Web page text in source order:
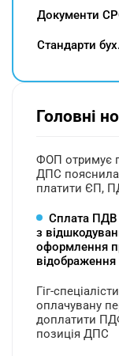
Документи
Cтандарти
Головні
ФОП отримує
ДПС
платити ЄП,
Сплата ПДВ
з
оформлення
Гіг-
оплачувану
доплатити
позиція ДПС